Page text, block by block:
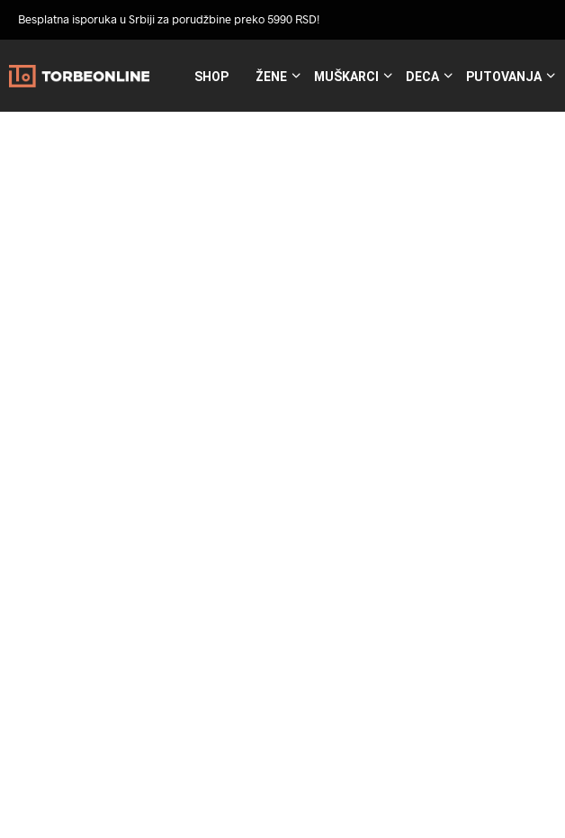
Besplatna isporuka u Srbiji za porudžbine preko 5990 RSD!
SHOP ŽENE MUŠKARCI DECA PUTOVANJA